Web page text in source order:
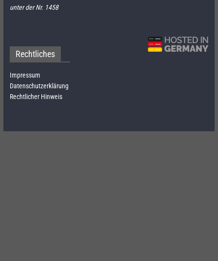
unter der Nr. 1458
Rechtliches
Impressum
Datenschutzerklärung
Rechtlicher Hinweis